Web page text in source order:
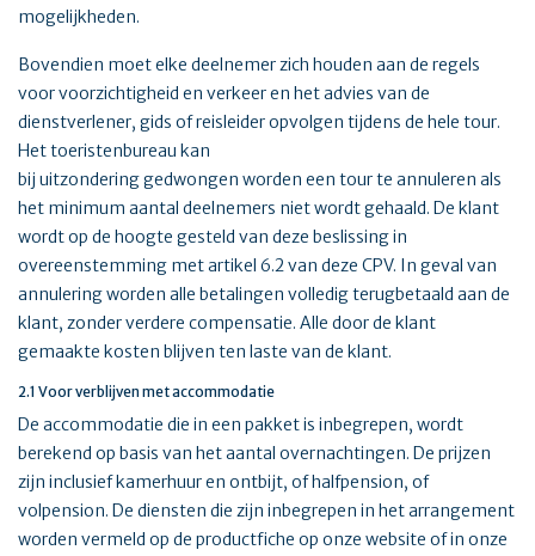
mogelijkheden.
Bovendien moet elke deelnemer zich houden aan de regels
voor voorzichtigheid en verkeer en het advies van de
dienstverlener, gids of reisleider opvolgen tijdens de hele tour.
Het toeristenbureau kan
bij uitzondering gedwongen worden een tour te annuleren als
het minimum aantal deelnemers niet wordt gehaald. De klant
wordt op de hoogte gesteld van deze beslissing in
overeenstemming met artikel 6.2 van deze CPV. In geval van
annulering worden alle betalingen volledig terugbetaald aan de
klant, zonder verdere compensatie. Alle door de klant
gemaakte kosten blijven ten laste van de klant.
2.1 Voor verblijven met accommodatie
De accommodatie die in een pakket is inbegrepen, wordt
berekend op basis van het aantal overnachtingen. De prijzen
zijn inclusief kamerhuur en ontbijt, of halfpension, of
volpension. De diensten die zijn inbegrepen in het arrangement
worden vermeld op de productfiche op onze website of in onze